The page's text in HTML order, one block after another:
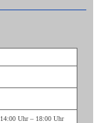
14:00 Uhr – 18:00 Uhr